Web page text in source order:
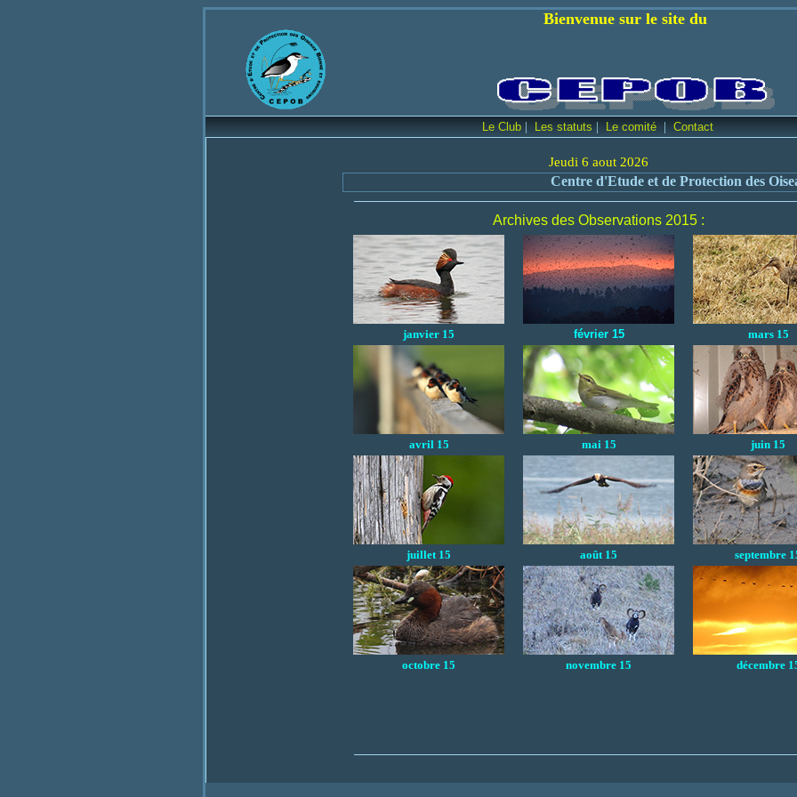
Bienvenue sur le site du
Le Club | Les statuts | Le comité | Contact
Jeudi 6 aout 2026
Centre d'Etude et de Protection des
Archives des Observations 2015 :
janvier 15 février 15 mars 15
avril 15 mai 15 juin 15
juillet 15 août 15 septembre
octobre 15 novembre 15 décembre